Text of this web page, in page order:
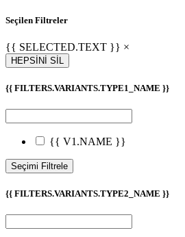
Seçilen Filtreler
{{ SELECTED.TEXT }} ×
HEPSİNİ SİL
{{ FILTERS.VARIANTS.TYPE1_NAME }}
{{ V1.NAME }}
Seçimi Filtrele
{{ FILTERS.VARIANTS.TYPE2_NAME }}